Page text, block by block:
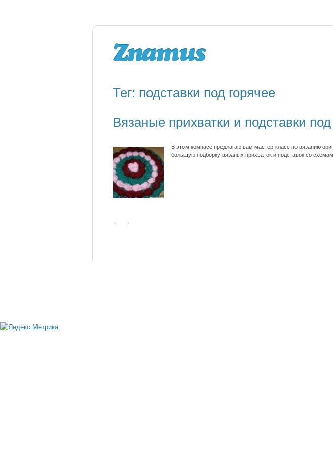
Тег: подставки под горячее
Вязаные прихватки и подставки
В этом компасе предлагаю вам мастер-класс по вязанию
большую подборку вязаных прихваток и подставок со
← →